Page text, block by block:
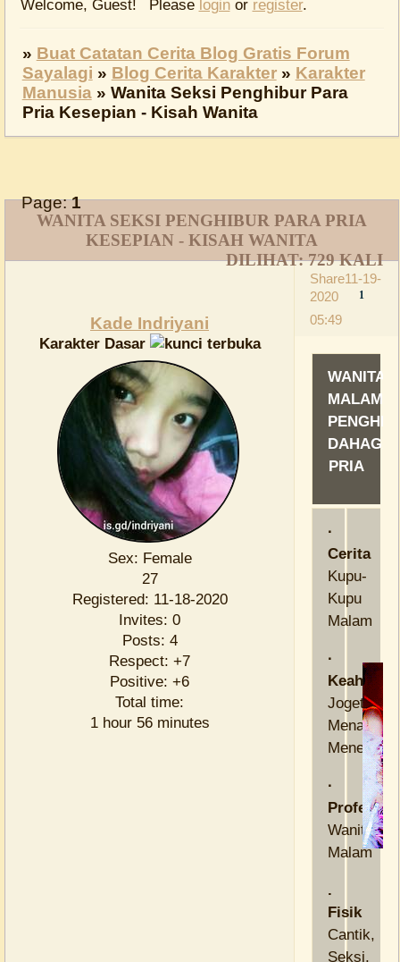
Welcome, Guest! Please loginor register.
» Buat Catatan Cerita Blog Gratis Forum
Sayalagi » Blog Cerita Karakter » Karakter
Manusia » Wanita Seksi Penghibur Para
Pria Kesepian - Kisah Wanita
WANITA SEKSI PENGHIBUR PARA PRIA
KESEPIAN - KISAH WANITA
DILIHAT:729KALI
Page:1
Share
1
11-19-
2020
05:49
Kade Indriyani
Karakter Dasar
Sex: Female
27
Registered: 11-18-2020
Invites: 0
Posts: 4
Respect: +7
Positive: +6
Total time:
1 hour 56 minutes
WANITA
MALAM
DAHAGA
PRIA
·
Cerita
Kupu-
Kupu
Malam
·
Keahlian
Joget,
Menari,
Menemani
·
Profesi
Wanita
Malam
.
Fisik
Cantik,
Seksi,